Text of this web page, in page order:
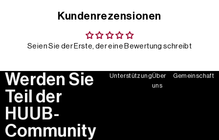
Kundenrezensionen
Seien Sie der Erste, der eine Bewertung schreibt
Werden Sie
Teil der
HUUB-
Community
UnterstützungÜber
uns
Gemeinschaft